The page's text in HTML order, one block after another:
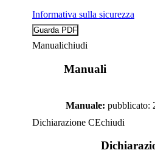
Informativa sulla sicurezza
Manualichiudi
Manuali
Manuale: pubblicato:
Dichiarazione CEchiudi